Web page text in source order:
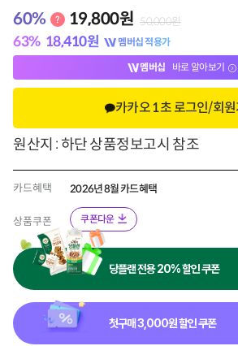
60% 19,800원 50,000원
63% 18,410원 멤버십 적용가
멤버십 바로 알아보기
카카오 1초 로그인/회
원산지 : 하단 상품정보고시 참조
카드혜택 2026년 8월 카드혜택
상품쿠폰 쿠폰다운
당플랜 전용 20% 할인 쿠폰
첫구매3,000원 할인 쿠폰